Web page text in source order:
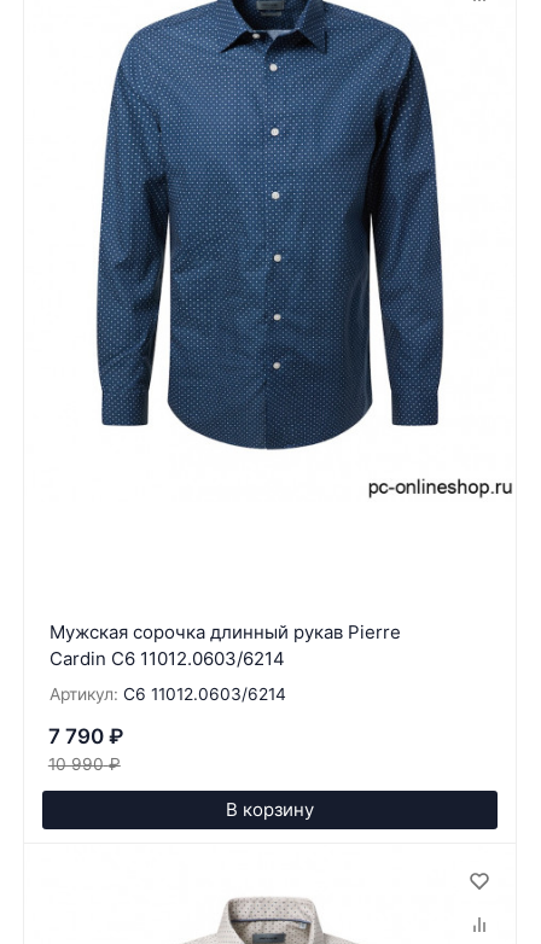
Мужская сорочка длинный рукав Pierre
Cardin C6 11012.0603/6214
Артикул: C6 11012.0603/6214
7 790 ₽
10 990 ₽
В корзину